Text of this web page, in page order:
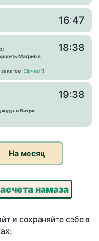
16:47
Магриб в
закатом (Зачем?)
18:38
и Витра
19:38
На месяц
намаза
и сохраняйте себе в